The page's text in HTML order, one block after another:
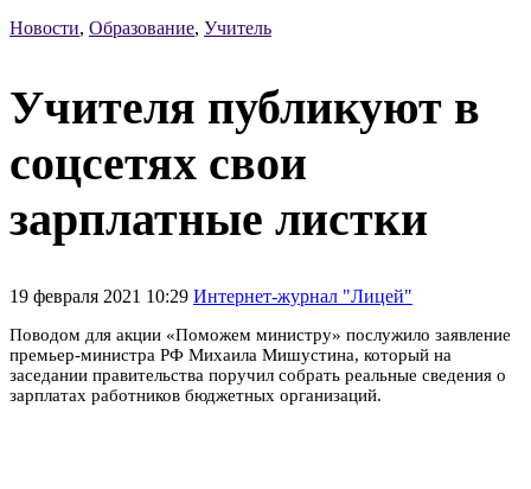
Новости, Образование, Учитель
Учителя публикуют в
соцсетях свои
зарплатные листки
19 февраля 2021 10:29 Интернет-журнал "Лицей"
Поводом для акции «Поможем министру» послужило заявление
премьер-министра РФ Михаила Мишустина, который на
заседании правительства поручил собрать реальные сведения о
зарплатах работников бюджетных организаций.